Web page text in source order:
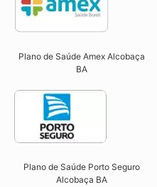
Plano de Saúde Amex Alcobaça
BA
Plano de Saúde Porto Seguro
Alcobaça BA​